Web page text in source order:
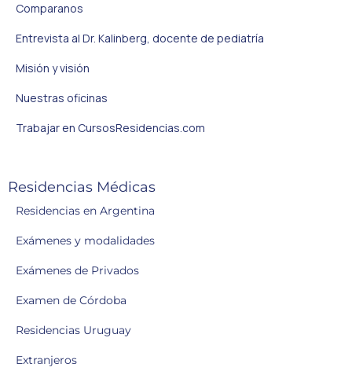
Comparanos
Entrevista al Dr. Kalinberg, docente de pediatría
Misión y visión
Nuestras oficinas
Trabajar en CursosResidencias.com
Residencias Médicas
Residencias en Argentina
Exámenes y modalidades
Exámenes de Privados
Examen de Córdoba
Residencias Uruguay
Extranjeros